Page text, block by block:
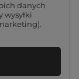
danych